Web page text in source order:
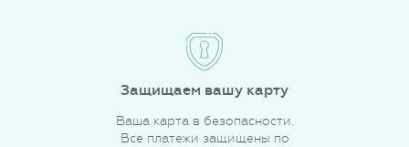
Защищаем вашу карту
Ваша карта в безопасности.
Все платежи защищены по